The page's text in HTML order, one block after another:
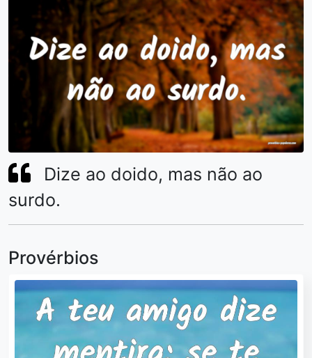
Dize ao doido, mas não ao
surdo.
Provérbios